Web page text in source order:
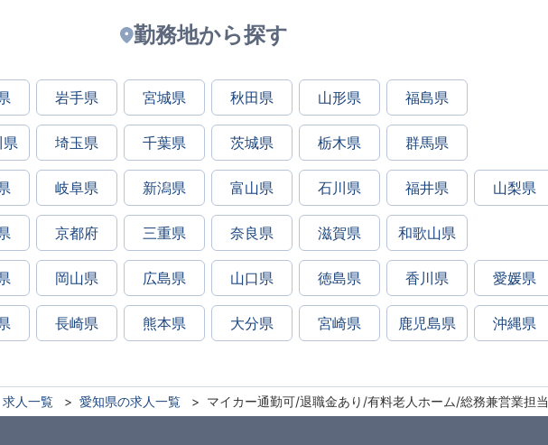
勤務地から探す
岩手県 宮城県 秋田県 山形県 福島県
埼玉県 千葉県 茨城県 栃木県 群馬県
岐阜県 新潟県 富山県 石川県 福井県 山梨県
京都府 三重県 奈良県 滋賀県 和歌山県
岡山県 広島県 山口県 徳島県 香川県 愛媛県
長崎県 熊本県 大分県 宮崎県 鹿児島県 沖縄県
求人一覧 愛知県の求人一覧 マイカー通勤可/退職金あり/有料老人ホーム/総務兼営業担当